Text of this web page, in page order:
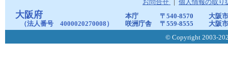
お問合せ 個人情報の取り
大阪府
（法人番号 4000020270008）
本庁 〒540-8570
大阪
咲洲庁舎
〒559-8555
大阪
© Copyright 2003-